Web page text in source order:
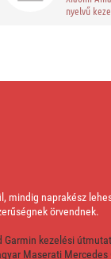
nyelvű
naprakész
örvendnek.
Garmin kezelési
Maserati Mercedes